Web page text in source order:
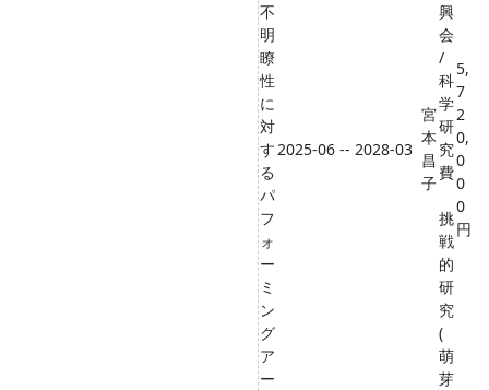
不
明
瞭
性
に
対
す
る
パ
フ
ォ
ー
ミ
ン
グ
ア
ー
2025-06 -- 2028-03
宮
本
昌
子
興
会
/
科
学
研
究
費
挑
戦
的
研
究
(
萌
芽
5,
7
2
0,
0
0
0
円